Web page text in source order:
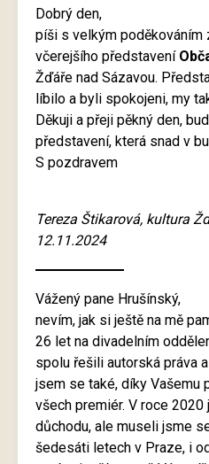
Dobrý den,
píši s velkým poděkováním
včerejšího představení
Žďáře nad Sázavou.
líbilo a byli spokojeni, my
Děkuji a přeji pěkný den,
představení, která snad v
S pozdravem
Tereza Štikarová, kultura
12.11.2024
Vážený pane Hrušínský,
nevím, jak si ještě na mě
26 let na divadelním
spolu řešili autorská práva
jsem se také, díky Vašemu
všech premiér. V roce
důchodu, ale museli jsme
šedesáti letech v Praze, i